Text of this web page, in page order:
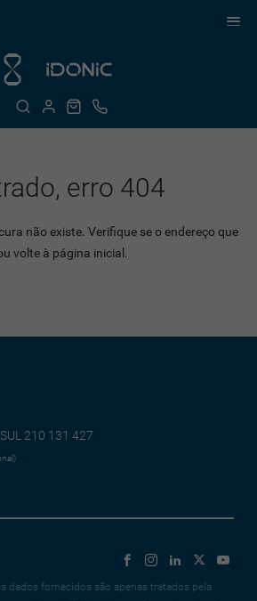
erro 404
não existe. Verifique se o endereço que
volte à página inicial.
210 131 427
dados fornecidos são apenas tratados pela